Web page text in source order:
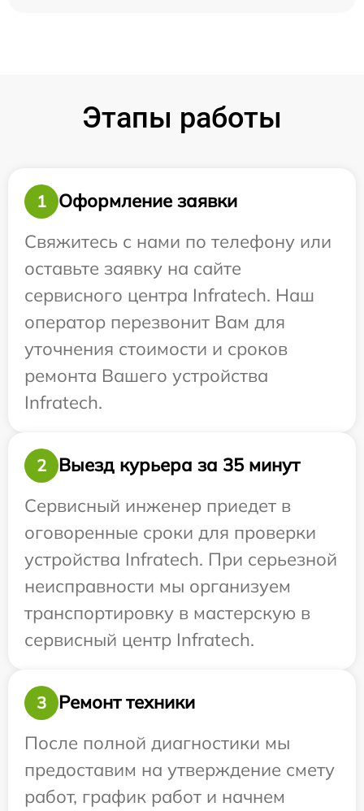
Этапы работы
1
Оформление заявки
Свяжитесь с нами по телефону или
оставьте заявку на сайте
сервисного центра Infratech. Наш
оператор перезвонит Вам для
уточнения стоимости и сроков
ремонта Вашего устройства
Infratech.
2
Выезд курьера за 35 минут
Сервисный инженер приедет в
оговоренные сроки для проверки
устройства Infratech. При серьезной
неисправности мы организуем
транспортировку в мастерскую в
сервисный центр Infratech.
3
Ремонт техники
После полной диагностики мы
предоставим на утверждение смету
работ, график работ и начнем